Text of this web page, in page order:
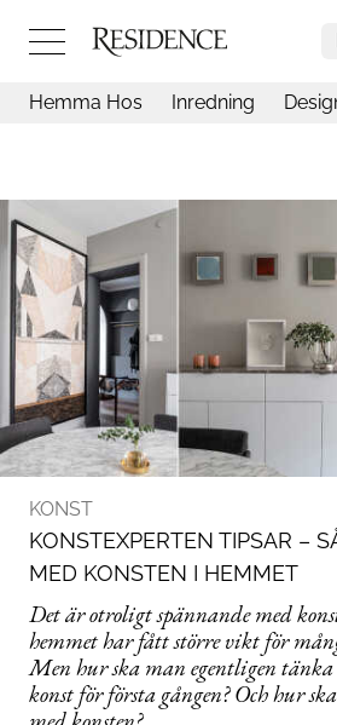
Trädgård
Video
Inredning
Livsstil
Resor
Mat & Dryck
Influencers
Mer
Hemma Hos Inredning
KONST
KONSTEXPERTEN TIPSAR –
MED KONSTEN I HEMMET
Det är otroligt spännande med
hemmet har fått större vikt för
Men hur ska man egentligen
konst för första gången? Och hur